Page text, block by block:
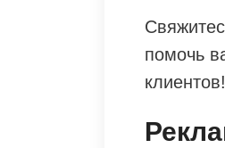
помочь
клиентов!